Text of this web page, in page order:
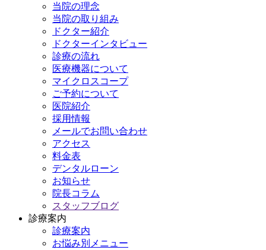
当院の理念
当院の取り組み
ドクター紹介
ドクターインタビュー
診療の流れ
医療機器について
マイクロスコープ
ご予約について
医院紹介
採用情報
メールでお問い合わせ
アクセス
料金表
デンタルローン
お知らせ
院長コラム
スタッフブログ
診療案内
診療案内
お悩み別メニュー